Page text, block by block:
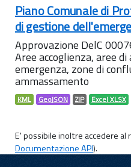
Piano Comunale di
di gestione
Approvazione DelC
Aree accoglienza, aree
emergenza, zone di
ammassamento
KML GeoJSON ZIP Excel XLSX
E' possibile inoltre accedere al
Documentazione API).